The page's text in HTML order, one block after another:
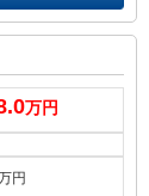
万円
円